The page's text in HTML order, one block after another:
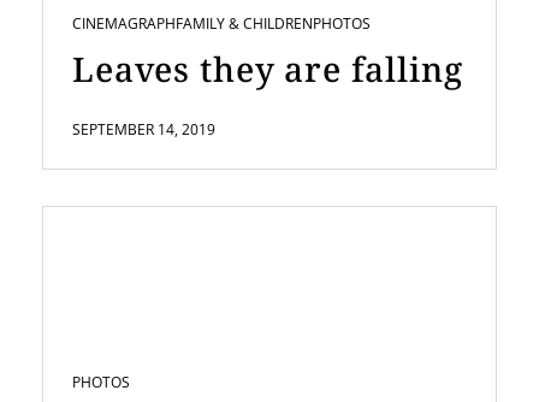
CINEMAGRAPHFAMILY & CHILDRENPHOTOS
Leaves they are falling
SEPTEMBER 14, 2019
PHOTOS